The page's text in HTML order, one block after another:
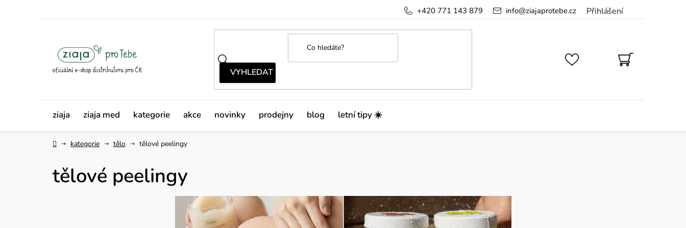
Přihlášení
info@ziajaprotebe.cz
+420 771 143 879
NÁKUPNÍ
KOŠÍK
ziaja ziaja med kategorie akce novinky prodejny blog letní tipy ☀️
Domůkategorie tělo tělové peelingy
tělové peelingy